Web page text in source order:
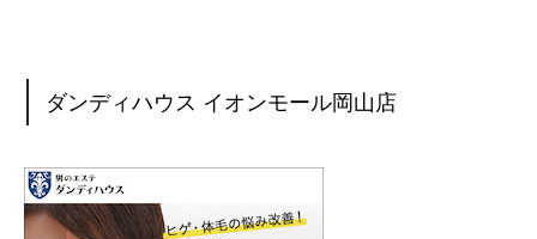
ダンディハウス イオンモール岡山店